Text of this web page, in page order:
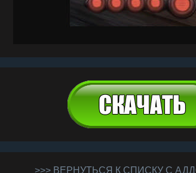
>>> ВЕРНУТЬСЯ К СПИСКУ С